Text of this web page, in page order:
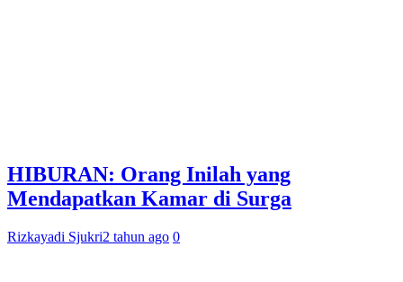
HIBURAN: Orang Inilah yang
Mendapatkan Kamar di Surga
Rizkayadi Sjukri2 tahun ago 0